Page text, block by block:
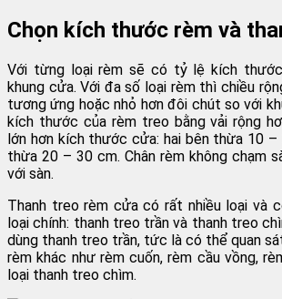
Chọn kích thước rèm và
Với từng loại rèm sẽ có tỷ lệ kích
khung cửa. Với đa số loại rèm thì chiều
tương ứng hoặc nhỏ hơn đôi chút so với
kích thước của rèm treo bằng vải rộng
lớn hơn kích thước cửa: hai bên thừa 10
thừa 20 – 30 cm. Chân rèm không chạm
với sàn.
Thanh treo rèm cửa có rất nhiều loại và
loại chính: thanh treo trần và thanh treo
dùng thanh treo trần, tức là có thể quan
rèm khác như rèm cuốn, rèm cầu vồng,
loại thanh treo chìm.